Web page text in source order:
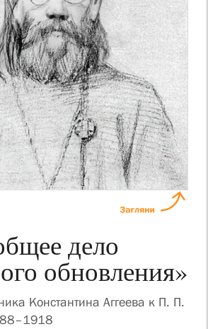
дело
обновления»
Константина Аггеева к П. П.